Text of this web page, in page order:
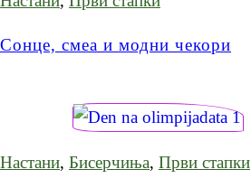
Сонце, смеа и модни чекори
Настани, Бисерчиња, Први стапки